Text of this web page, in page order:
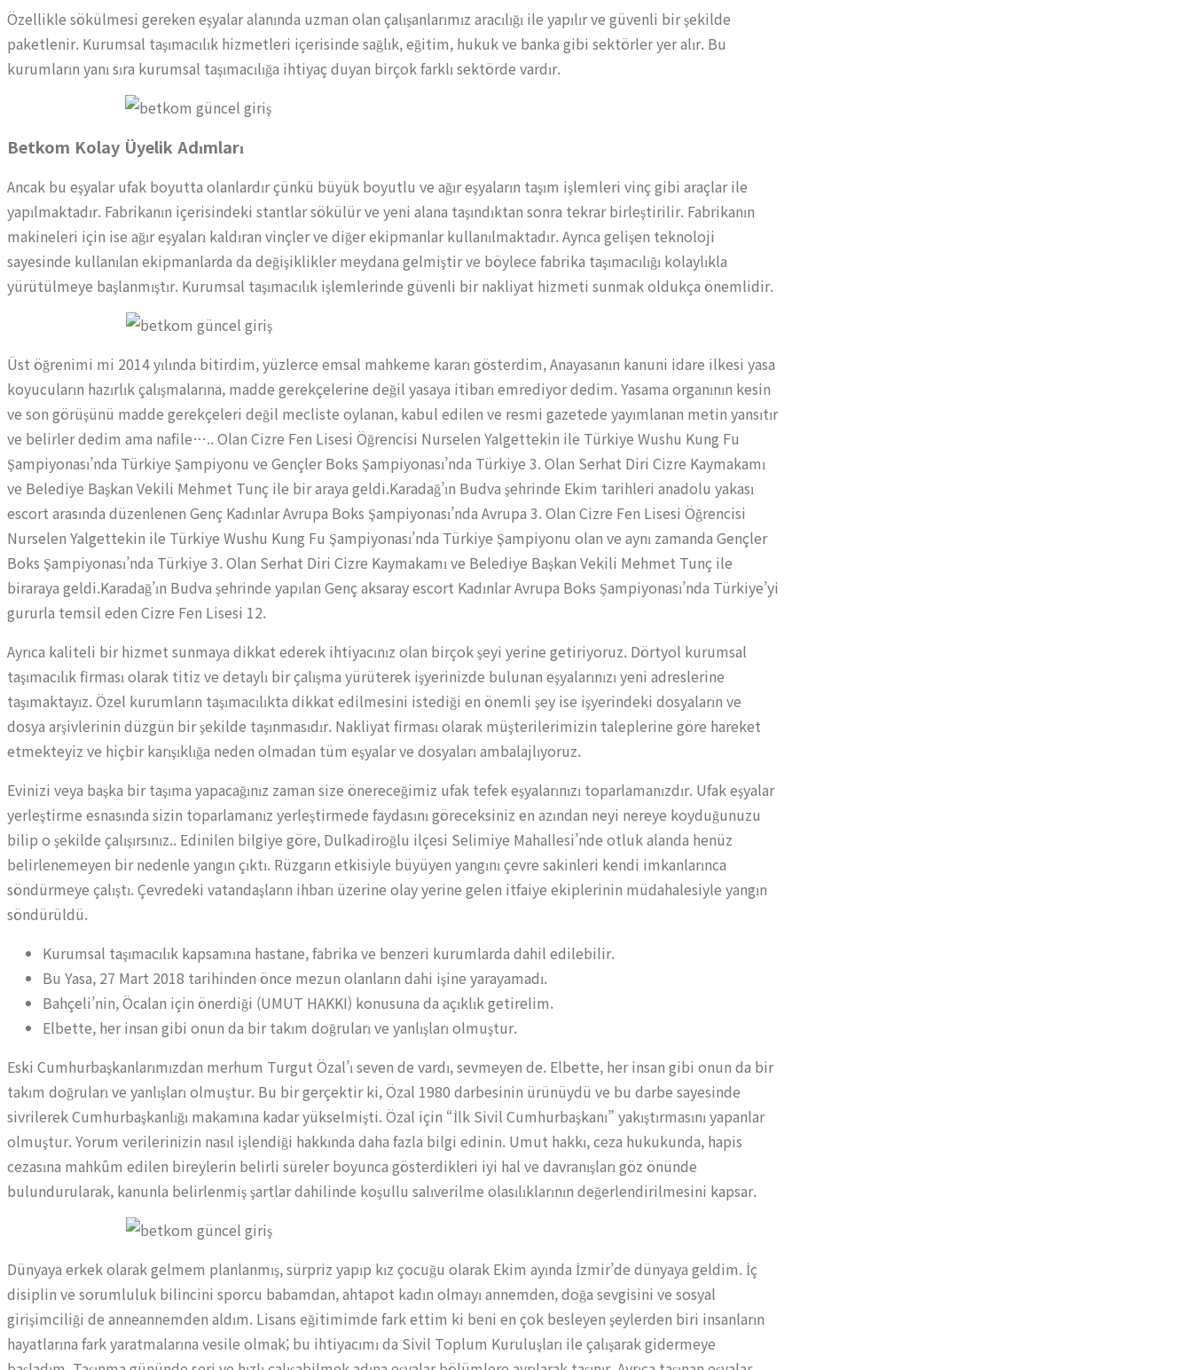
Özellikle sökülmesi gereken eşyalar alanında uzman olan çalışanlarımız aracılığı ile yapılır ve güvenli bir şekilde
paketlenir. Kurumsal taşımacılık hizmetleri içerisinde sağlık, eğitim, hukuk ve banka gibi sektörler yer alır. Bu
kurumların yanı sıra kurumsal taşımacılığa ihtiyaç duyan birçok farklı sektörde vardır.
Betkom Kolay Üyelik Adımları
Ancak bu eşyalar ufak boyutta olanlardır çünkü büyük boyutlu ve ağır eşyaların taşım işlemleri vinç gibi araçlar ile
yapılmaktadır. Fabrikanın içerisindeki stantlar sökülür ve yeni alana taşındıktan sonra tekrar birleştirilir. Fabrikanın
makineleri için ise ağır eşyaları kaldıran vinçler ve diğer ekipmanlar kullanılmaktadır. Ayrıca gelişen teknoloji
sayesinde kullanılan ekipmanlarda da değişiklikler meydana gelmiştir ve böylece fabrika taşımacılığı kolaylıkla
yürütülmeye başlanmıştır. Kurumsal taşımacılık işlemlerinde güvenli bir nakliyat hizmeti sunmak oldukça önemlidir.
Üst öğrenimi mi 2014 yılında bitirdim, yüzlerce emsal mahkeme kararı gösterdim, Anayasanın kanuni idare ilkesi yasa
koyucuların hazırlık çalışmalarına, madde gerekçelerine değil yasaya itibarı emrediyor dedim. Yasama organının kesin
ve son görüşünü madde gerekçeleri değil mecliste oylanan, kabul edilen ve resmi gazetede yayımlanan metin yansıtır
ve belirler dedim ama nafile….. Olan Cizre Fen Lisesi Öğrencisi Nurselen Yalgettekin ile Türkiye Wushu Kung Fu
Şampiyonası’nda Türkiye Şampiyonu ve Gençler Boks Şampiyonası’nda Türkiye 3. Olan Serhat Diri Cizre Kaymakamı
ve Belediye Başkan Vekili Mehmet Tunç ile bir araya geldi.Karadağ’ın Budva şehrinde Ekim tarihleri anadolu yakası
escort arasında düzenlenen Genç Kadınlar Avrupa Boks Şampiyonası’nda Avrupa 3. Olan Cizre Fen Lisesi Öğrencisi
Nurselen Yalgettekin ile Türkiye Wushu Kung Fu Şampiyonası’nda Türkiye Şampiyonu olan ve aynı zamanda Gençler
Boks Şampiyonası’nda Türkiye 3. Olan Serhat Diri Cizre Kaymakamı ve Belediye Başkan Vekili Mehmet Tunç ile
biraraya geldi.Karadağ’ın Budva şehrinde yapılan Genç aksaray escort Kadınlar Avrupa Boks Şampiyonası’nda Türkiye’yi
gururla temsil eden Cizre Fen Lisesi 12.
Ayrıca kaliteli bir hizmet sunmaya dikkat ederek ihtiyacınız olan birçok şeyi yerine getiriyoruz. Dörtyol kurumsal
taşımacılık firması olarak titiz ve detaylı bir çalışma yürüterek işyerinizde bulunan eşyalarınızı yeni adreslerine
taşımaktayız. Özel kurumların taşımacılıkta dikkat edilmesini istediği en önemli şey ise işyerindeki dosyaların ve
dosya arşivlerinin düzgün bir şekilde taşınmasıdır. Nakliyat firması olarak müşterilerimizin taleplerine göre hareket
etmekteyiz ve hiçbir karışıklığa neden olmadan tüm eşyalar ve dosyaları ambalajlıyoruz.
Evinizi veya başka bir taşıma yapacağınız zaman size önereceğimiz ufak tefek eşyalarınızı toparlamanızdır. Ufak eşyalar
yerleştirme esnasında sizin toparlamanız yerleştirmede faydasını göreceksiniz en azından neyi nereye koyduğunuzu
bilip o şekilde çalışırsınız.. Edinilen bilgiye göre, Dulkadiroğlu ilçesi Selimiye Mahallesi’nde otluk alanda henüz
belirlenemeyen bir nedenle yangın çıktı. Rüzgarın etkisiyle büyüyen yangını çevre sakinleri kendi imkanlarınca
söndürmeye çalıştı. Çevredeki vatandaşların ihbarı üzerine olay yerine gelen itfaiye ekiplerinin müdahalesiyle yangın
söndürüldü.
Kurumsal taşımacılık kapsamına hastane, fabrika ve benzeri kurumlarda dahil edilebilir.
Bu Yasa, 27 Mart 2018 tarihinden önce mezun olanların dahi işine yarayamadı.
Bahçeli’nin, Öcalan için önerdiği (UMUT HAKKI) konusuna da açıklık getirelim.
Elbette, her insan gibi onun da bir takım doğruları ve yanlışları olmuştur.
Eski Cumhurbaşkanlarımızdan merhum Turgut Özal’ı seven de vardı, sevmeyen de. Elbette, her insan gibi onun da bir
takım doğruları ve yanlışları olmuştur. Bu bir gerçektir ki, Özal 1980 darbesinin ürünüydü ve bu darbe sayesinde
sivrilerek Cumhurbaşkanlığı makamına kadar yükselmişti. Özal için “İlk Sivil Cumhurbaşkanı” yakıştırmasını yapanlar
olmuştur. Yorum verilerinizin nasıl işlendiği hakkında daha fazla bilgi edinin. Umut hakkı, ceza hukukunda, hapis
cezasına mahkûm edilen bireylerin belirli süreler boyunca gösterdikleri iyi hal ve davranışları göz önünde
bulundurularak, kanunla belirlenmiş şartlar dahilinde koşullu salıverilme olasılıklarının değerlendirilmesini kapsar.
Dünyaya erkek olarak gelmem planlanmış, sürpriz yapıp kız çocuğu olarak Ekim ayında İzmir’de dünyaya geldim. İç
disiplin ve sorumluluk bilincini sporcu babamdan, ahtapot kadın olmayı annemden, doğa sevgisini ve sosyal
girişimciliği de anneannemden aldım. Lisans eğitimimde fark ettim ki beni en çok besleyen şeylerden biri insanların
hayatlarına fark yaratmalarına vesile olmak; bu ihtiyacımı da Sivil Toplum Kuruluşları ile çalışarak gidermeye